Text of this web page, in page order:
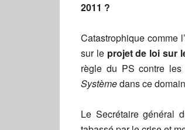
2011 ?
Catastrophique comme
sur leprojet de loi sur
règle du PS contre
Systèmedans ce
Le Secrétaire général